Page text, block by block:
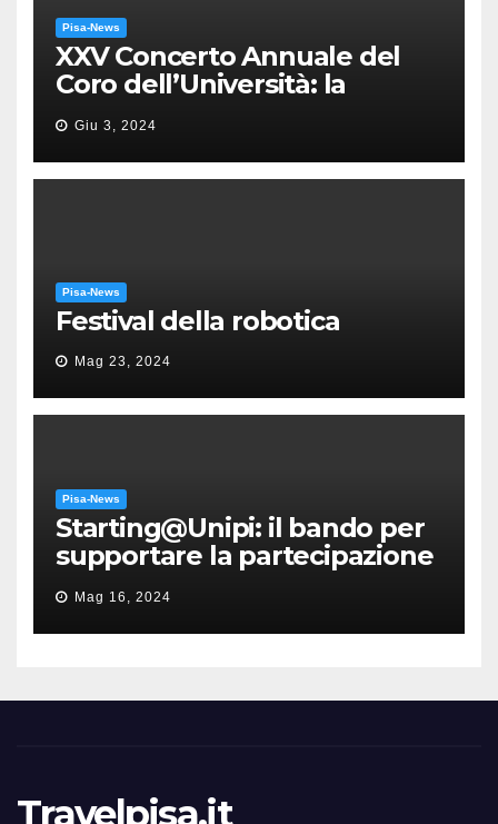
Pisa-News
XXV Concerto Annuale del
Coro dell’Università: la
“Messa in gloria” di Giacomo
Puccini
Giu 3, 2024
Pisa-News
Festival della robotica
Mag 23, 2024
Pisa-News
Starting@Unipi: il bando per
supportare la partecipazione
all’ERC Starting Grant
Mag 16, 2024
Travelpisa.it